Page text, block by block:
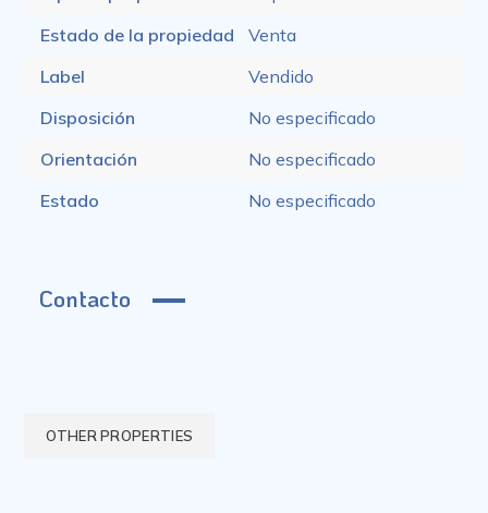
Estado de la propiedad
Venta
Label
Vendido
Disposición
No especificado
Orientación
No especificado
Estado
No especificado
Contacto
OTHER PROPERTIES